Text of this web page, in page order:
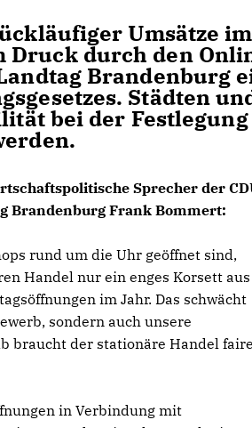
Umsätze
Druck durch den
Brandenburg
Städten
bei der
Sprecher der
Brandenburg Frank Bommert:
rund um die Uhr geöffnet sind,
Handel nur ein enges Korsett aus
im Jahr. Das schwächt
sondern auch unsere
braucht der stationäre Handel faire
in Verbindung mit